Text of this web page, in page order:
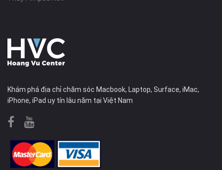
Khám phá địa chỉ chăm sóc Macbook, Laptop, Surface, iMac,
iPhone, iPad uy tín lâu năm tại Việt Nam